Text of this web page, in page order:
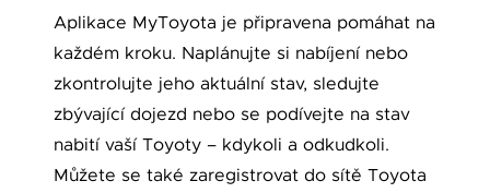
Aplikace MyToyota je připravena pomáhat na
každém kroku. Naplánujte si nabíjení nebo
zkontrolujte jeho aktuální stav, sledujte
zbývající dojezd nebo se podívejte na stav
nabití vaší Toyoty – kdykoli a odkudkoli.
Můžete se také zaregistrovat do sítě Toyota